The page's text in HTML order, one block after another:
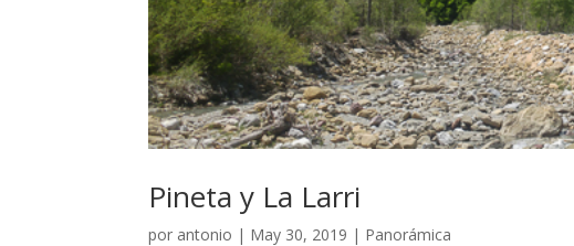
Pineta y La Larri
por antonio | May 30, 2019 | Panorámica